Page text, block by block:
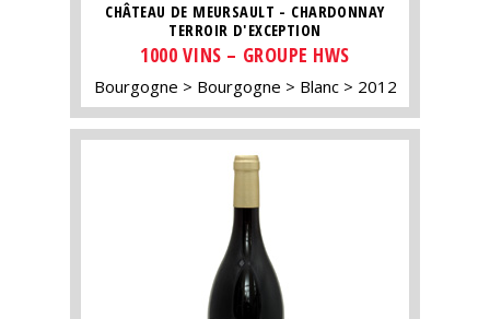
CHÂTEAU DE MEURSAULT - CHARDONNAY
TERROIR D'EXCEPTION
1000 VINS – GROUPE HWS
Bourgogne Bourgogne Blanc 2012